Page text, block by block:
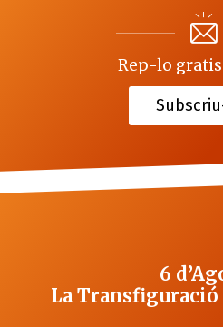
Rep-lo gratis
6
La Transfiguració